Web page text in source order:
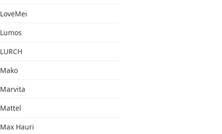
LoveMei
Lumos
LURCH
Mako
Marvita
Mattel
Max Hauri